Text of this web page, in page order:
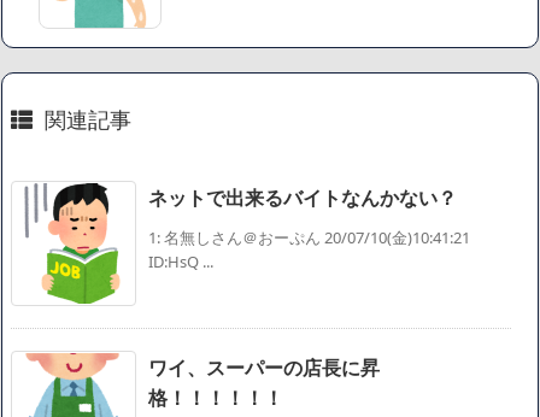
【悲報】読売新聞、「避難所の自販機が壊されて窃盗され
関連記事
ネットで出来るバイトなんかない？
1: 名無しさん＠おーぷん 20/07/10(金)10:41:21
ID:HsQ ...
ワイ、スーパーの店長に昇
格！！！！！！